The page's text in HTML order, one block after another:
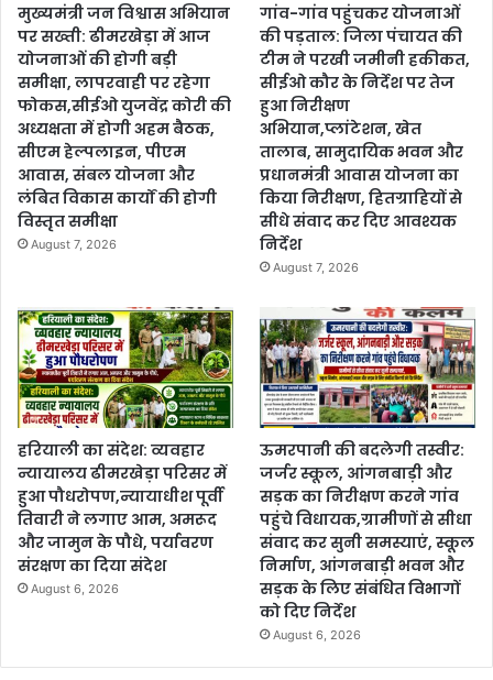
मुख्यमंत्री जन विश्वास अभियान
पर सख्ती: ढीमरखेड़ा में आज
योजनाओं की होगी बड़ी
समीक्षा, लापरवाही पर रहेगा
फोकस,सीईओ युजवेंद्र कोरी की
अध्यक्षता में होगी अहम बैठक,
सीएम हेल्पलाइन, पीएम
आवास, संबल योजना और
लंबित विकास कार्यों की होगी
विस्तृत समीक्षा
August 7, 2026
गांव-गांव पहुंचकर योजनाओं
की पड़ताल: जिला पंचायत की
टीम ने परखी जमीनी हकीकत,
सीईओ कौर के निर्देश पर तेज
हुआ निरीक्षण
अभियान,प्लांटेशन, खेत
तालाब, सामुदायिक भवन और
प्रधानमंत्री आवास योजना का
किया निरीक्षण, हितग्राहियों से
सीधे संवाद कर दिए आवश्यक
निर्देश
August 7, 2026
हरियाली का संदेश: व्यवहार
न्यायालय ढीमरखेड़ा परिसर में
हुआ पौधरोपण,न्यायाधीश पूर्वी
तिवारी ने लगाए आम, अमरूद
और जामुन के पौधे, पर्यावरण
संरक्षण का दिया संदेश
August 6, 2026
ऊमरपानी की बदलेगी तस्वीर:
जर्जर स्कूल, आंगनबाड़ी और
सड़क का निरीक्षण करने गांव
पहुंचे विधायक,ग्रामीणों से सीधा
संवाद कर सुनी समस्याएं, स्कूल
निर्माण, आंगनबाड़ी भवन और
सड़क के लिए संबंधित विभागों
को दिए निर्देश
August 6, 2026